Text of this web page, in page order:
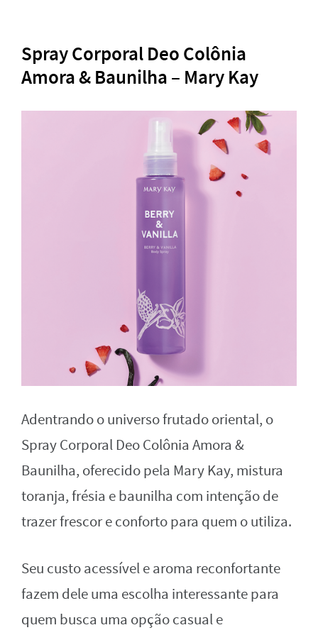
Spray Corporal Deo Colônia
Amora & Baunilha – Mary Kay
Adentrando o universo frutado oriental, o
Spray Corporal Deo Colônia Amora &
Baunilha, oferecido pela Mary Kay, mistura
toranja, frésia e baunilha com intenção de
trazer frescor e conforto para quem o utiliza.
Seu custo acessível e aroma reconfortante
fazem dele uma escolha interessante para
quem busca uma opção casual e